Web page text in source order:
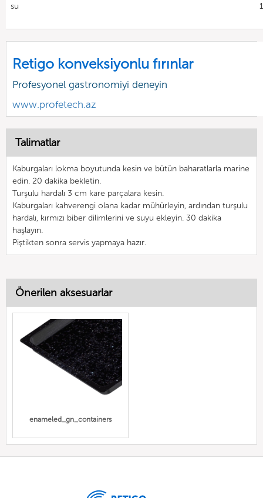
su
Retigo konveksiyonlu fırınlar
Profesyonel gastronomiyi deneyin
www.profetech.az
Talimatlar
Kaburgaları lokma boyutunda kesin ve bütün baharatlarla marine
edin. 20 dakika bekletin.
Turşulu hardalı 3 cm kare parçalara kesin.
Kaburgaları kahverengi olana kadar mühürleyin, ardından turşulu
hardalı, kırmızı biber dilimlerini ve suyu ekleyin. 30 dakika
haşlayın.
Piştikten sonra servis yapmaya hazır.
Önerilen aksesuarlar
enameled_gn_containers